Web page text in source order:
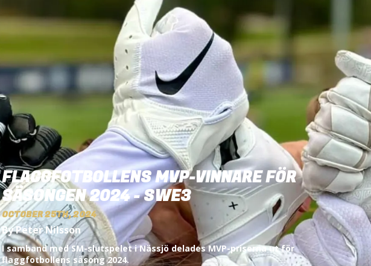
FLAGGFOTBOLLENS MVP-VINNARE FÖR
SÄSONGEN 2024 - SWE3
OCTOBER 25TH, 2024
By Peter Nilsson
I samband med SM-slutspelet i Nässjö delades MVP-priserna ut för
flaggfotbollens säsong 2024.